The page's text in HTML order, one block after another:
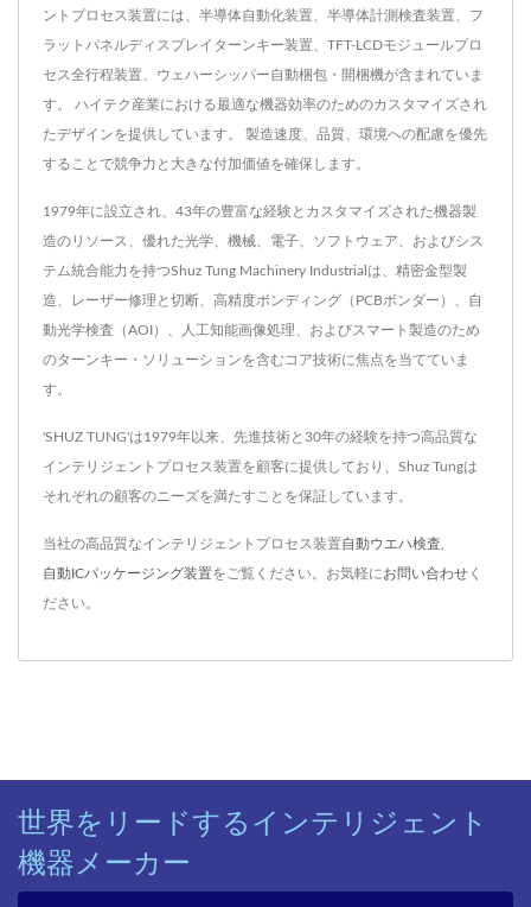
ントプロセス装置には、半導体自動化装置、半導体計測検査装置、フ
ラットパネルディスプレイターンキー装置、TFT-LCDモジュールプロ
セス全行程装置、ウェハーシッパー自動梱包・開梱機が含まれていま
す。 ハイテク産業における最適な機器効率のためのカスタマイズされ
たデザインを提供しています。 製造速度、品質、環境への配慮を優先
することで競争力と大きな付加価値を確保します。
1979年に設立され、43年の豊富な経験とカスタマイズされた機器製
造のリソース、優れた光学、機械、電子、ソフトウェア、およびシス
テム統合能力を持つShuz Tung Machinery Industrialは、精密金型製
造、レーザー修理と切断、高精度ボンディング（PCBボンダー）、自
動光学検査（AOI）、人工知能画像処理、およびスマート製造のため
のターンキー・ソリューションを含むコア技術に焦点を当てていま
す。
'SHUZ TUNG'は1979年以来、先進技術と30年の経験を持つ高品質な
インテリジェントプロセス装置を顧客に提供しており、Shuz Tungは
それぞれの顧客のニーズを満たすことを保証しています。
当社の高品質なインテリジェントプロセス装置自動ウエハ検査
自動ICパッケージング装置をご覧ください。お気軽にお問い合わせ く
ださい。
世界をリードするインテリジェント
機器メーカー